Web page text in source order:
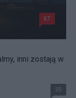
67
inni zostają w
35